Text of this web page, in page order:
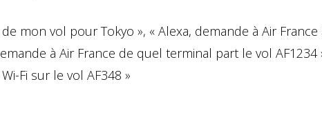
mon vol pour Tokyo », « Alexa, demande à Air
à Air France de quel terminal part le vol AF1234
Fi sur le vol AF348 »